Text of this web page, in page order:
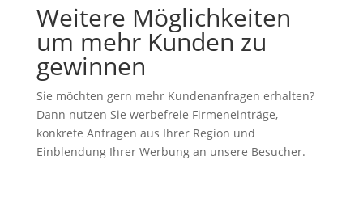
Weitere Möglichkeiten
um mehr Kunden zu
gewinnen
Sie möchten gern mehr Kundenanfragen erhalten?
Dann nutzen Sie werbefreie Firmeneinträge,
konkrete Anfragen aus Ihrer Region und
Einblendung Ihrer Werbung an unsere Besucher.